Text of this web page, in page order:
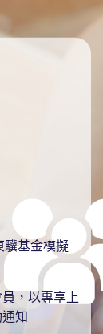
驥基金模擬
，以專享上
知